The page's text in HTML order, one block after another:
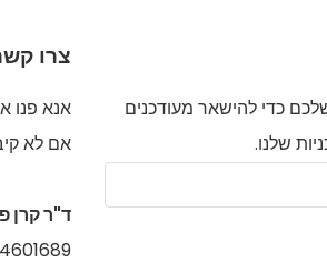
כדי להישאר מעודכנים
שלנו.
צרו
אנא פנו
אם לא קיבלתם
ד"ר קרן